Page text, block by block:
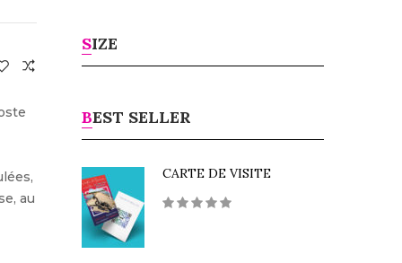
au
SIZE
BEST SELLER
CARTE DE VISITE